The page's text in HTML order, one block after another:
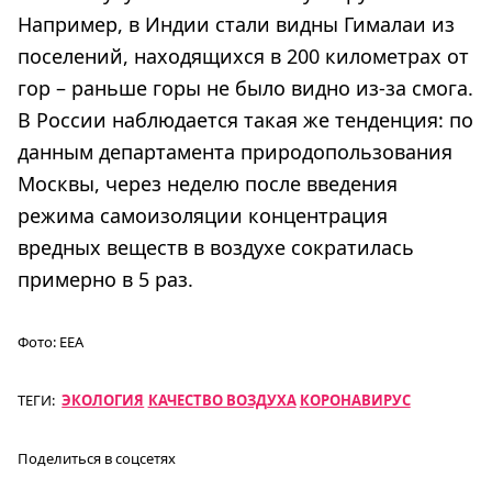
Например, в Индии стали видны Гималаи из
поселений, находящихся в 200 километрах от
гор – раньше горы не было видно из-за смога.
В России наблюдается такая же тенденция: по
данным департамента природопользования
Москвы, через неделю после введения
режима самоизоляции концентрация
вредных веществ в воздухе сократилась
примерно в 5 раз.
Фото: EEA
ТЕГИ: ЭКОЛОГИЯ КАЧЕСТВО ВОЗДУХА КОРОНАВИРУС
Поделиться в соцсетях